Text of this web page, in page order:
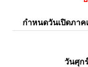
กำหนดวันเปิดภาค
วันศุก